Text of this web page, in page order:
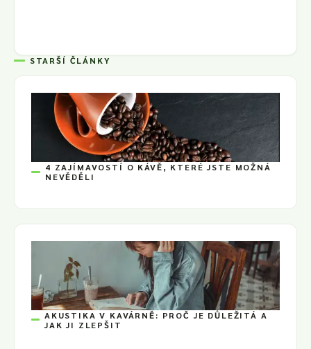
STARŠÍ ČLÁNKY
4 ZAJÍMAVOSTÍ O KÁVĚ, KTERÉ JSTE MOŽNÁ
NEVĚDĚLI
AKUSTIKA V KAVÁRNĚ: PROČ JE DŮLEŽITÁ A
JAK JI ZLEPŠIT